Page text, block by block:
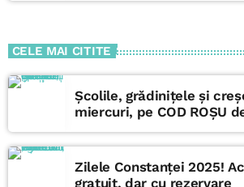
CELE MAI CITITE
Școlile, grădinițele și
miercuri, pe COD ROȘU
Zilele Constanței 2025!
gratuit, dar cu rezervare